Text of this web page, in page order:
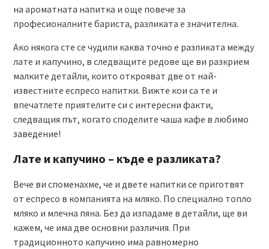
на ароматната напитка и още повече за
професионалните бариста, разликата е значителна.
Ако някога сте се чудили каква точно е разликата между
лате и капучино, в следващите редове ще ви разкрием
малките детайли, които открояват две от най-
известните еспресо напитки. Вижте кои са те и
впечатлете приятелите си с интересни факти,
следващия път, когато споделите чаша кафе в любимо
заведение!
Лате и капучино – къде е разликата?
Вече ви споменахме, че и двете напитки се приготвят
от еспресо в компанията на мляко. По специално топло
мляко и млечна пяна. Без да изпадаме в детайли, ще ви
кажем, че има две основни различия. При
традиционното капучино има равномерно